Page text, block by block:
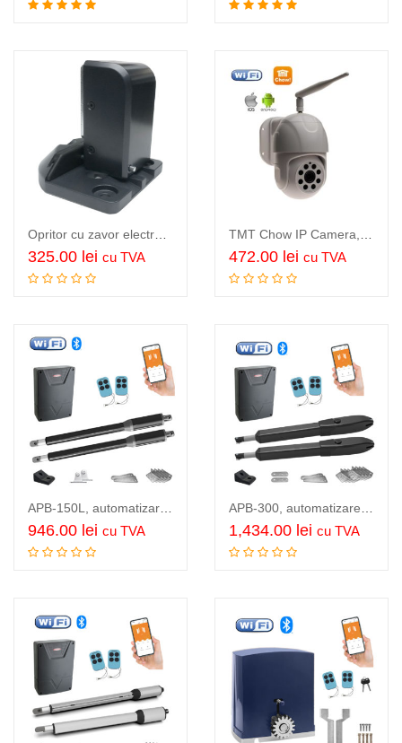
Adauga in cos Adauga in cos
Adauga in cos
325.00 lei cu TVA
Adauga in cos
472.00 lei cu TVA
Citeste mai mult
946.00 lei cu TVA
Adauga in cos
1,434.00 lei cu TVA